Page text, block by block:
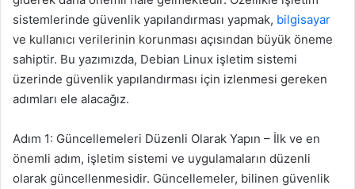
sistemlerinde güvenlik yapılandırması yapmak, bilgisayar
ve kullanıcı verilerinin korunması açısından büyük öneme
sahiptir. Bu yazımızda, Debian Linux işletim sistemi
üzerinde güvenlik yapılandırması için izlenmesi gereken
adımları ele alacağız.
Adım 1: Güncellemeleri Düzenli Olarak Yapın – İlk ve en
önemli adım, işletim sistemi ve uygulamaların düzenli
olarak güncellenmesidir. Güncellemeler, bilinen güvenlik